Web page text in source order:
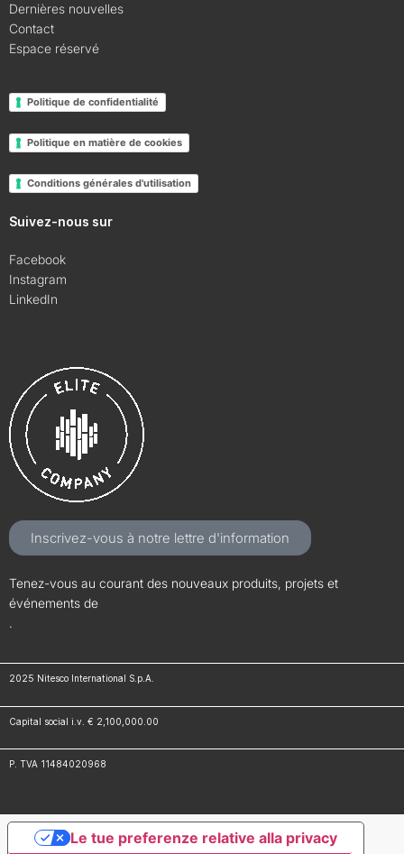
Dernières nouvelles
Contact
Espace réservé
Politique de confidentialité
Politique en matière de cookies
Conditions générales d'utilisation
Suivez-nous sur
Facebook
Instagram
LinkedIn
Inscrivez-vous à notre lettre d'information
Tenez-vous au courant des nouveaux produits, projets et
événements de
.
2025 Nitesco International S.p.A.
Capital social i.v. € 2,100,000.00
P. TVA 11484020968
Le tue preferenze relative alla privacy